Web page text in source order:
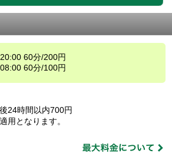
60分/200円
60分/100円
24時間以内700円
用となります。